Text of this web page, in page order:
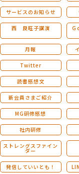
MG研修
スタッフ紹介
最新ブログ
会社概要
アクセス
サービスのお知らせ
西 良旺子講演
月報
Twitter
読書感想文
新会員さまご紹介
MG研修感想
社内研修
ストレングスファイン
ダー
発信していいとも！